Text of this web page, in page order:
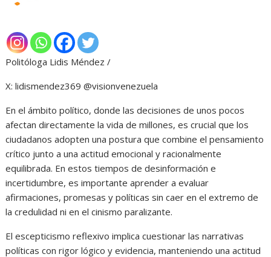
Politóloga Lidis Méndez /
X: lidismendez369 @visionvenezuela
En el ámbito político, donde las decisiones de unos pocos
afectan directamente la vida de millones, es crucial que los
ciudadanos adopten una postura que combine el pensamiento
crítico junto a una actitud emocional y racionalmente
equilibrada. En estos tiempos de desinformación e
incertidumbre, es importante aprender a evaluar
afirmaciones, promesas y políticas sin caer en el extremo de
la credulidad ni en el cinismo paralizante.
El escepticismo reflexivo implica cuestionar las narrativas
políticas con rigor lógico y evidencia, manteniendo una actitud